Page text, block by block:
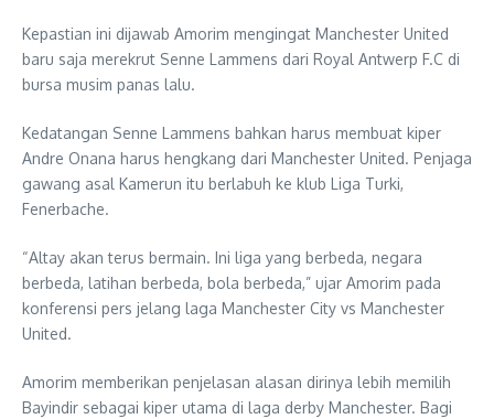
Kepastian ini dijawab Amorim mengingat Manchester United
baru saja merekrut Senne Lammens dari Royal Antwerp F.C di
bursa musim panas lalu.
Kedatangan Senne Lammens bahkan harus membuat kiper
Andre Onana harus hengkang dari Manchester United. Penjaga
gawang asal Kamerun itu berlabuh ke klub Liga Turki,
Fenerbache.
“Altay akan terus bermain. Ini liga yang berbeda, negara
berbeda, latihan berbeda, bola berbeda,” ujar Amorim pada
konferensi pers jelang laga Manchester City vs Manchester
United.
Amorim memberikan penjelasan alasan dirinya lebih memilih
Bayindir sebagai kiper utama di laga derby Manchester. Bagi